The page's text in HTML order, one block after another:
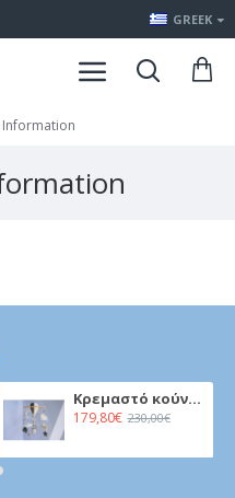
GREEK
Information
Κρεμαστό κούνιας μωρού - Καμηλοπάρδαλη σε αερόστατο
179,80€ 230,00€